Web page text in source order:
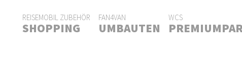
REISEMOBIL ZUBEHÖR
SHOPPING
FAN4VAN
UMBAUTEN
WCS